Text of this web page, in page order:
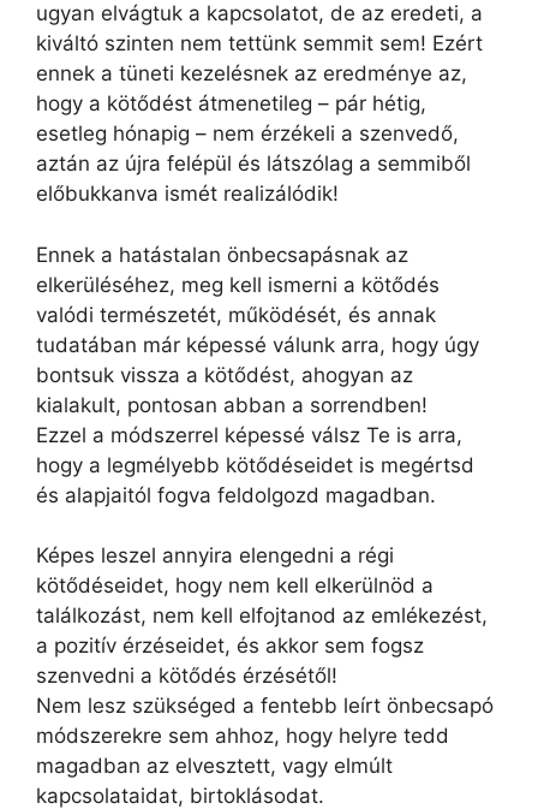
ugyan elvágtuk a kapcsolatot, de az eredeti, a
kiváltó szinten nem tettünk semmit sem! Ezért
ennek a tüneti kezelésnek az eredménye az,
hogy a kötődést átmenetileg – pár hétig,
esetleg hónapig – nem érzékeli a szenvedő,
aztán az újra felépül és látszólag a semmiből
előbukkanva ismét realizálódik!
Ennek a hatástalan önbecsapásnak az
elkerüléséhez, meg kell ismerni a kötődés
valódi természetét, működését, és annak
tudatában már képessé válunk arra, hogy úgy
bontsuk vissza a kötődést, ahogyan az
kialakult, pontosan abban a sorrendben!
Ezzel a módszerrel képessé válsz Te is arra,
hogy a legmélyebb kötődéseidet is megértsd
és alapjaitól fogva feldolgozd magadban.
Képes leszel annyira elengedni a régi
kötődéseidet, hogy nem kell elkerülnöd a
találkozást, nem kell elfojtanod az emlékezést,
a pozitív érzéseidet, és akkor sem fogsz
szenvedni a kötődés érzésétől!
Nem lesz szükséged a fentebb leírt önbecsapó
módszerekre sem ahhoz, hogy helyre tedd
magadban az elvesztett, vagy elmúlt
kapcsolataidat, birtoklásodat.